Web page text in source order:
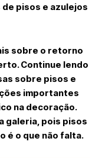
pisos e azulejos
sobre o retorno
Continue lendo
sobre pisos e
importantes
na decoração.
galeria, pois pisos
é o que não falta.